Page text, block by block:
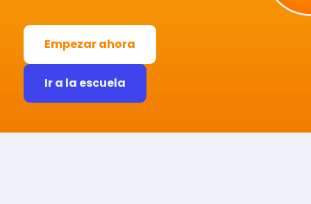
Empezar ahora
Ir a la escuela